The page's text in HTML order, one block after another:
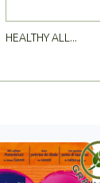
HEALTHY ALL...